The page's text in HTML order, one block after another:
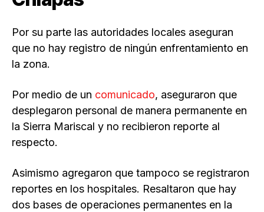
Por su parte las autoridades locales aseguran
que no hay registro de ningún enfrentamiento en
la zona.
Por medio de un comunicado, aseguraron que
desplegaron personal de manera permanente en
la Sierra Mariscal y no recibieron reporte al
respecto.
Asimismo agregaron que tampoco se registraron
reportes en los hospitales. Resaltaron que hay
dos bases de operaciones permanentes en la